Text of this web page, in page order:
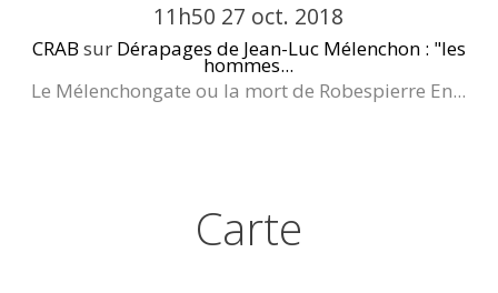
11h50 27 oct. 2018
CRAB sur Dérapages de Jean-Luc Mélenchon : "les
hommes...
Le Mélenchongate ou la mort de Robespierre En...
Carte